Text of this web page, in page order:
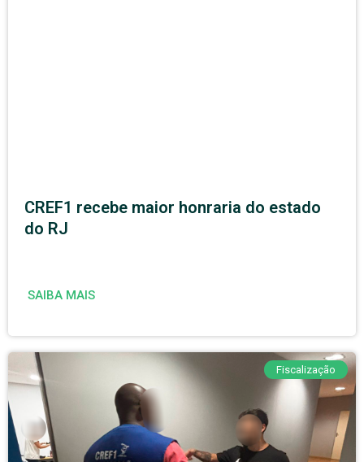
CREF1 recebe maior honraria do estado
do RJ
SAIBA MAIS
Fiscalização